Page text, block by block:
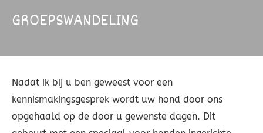
GROEPSWANDELING
Nadat ik bij u ben geweest voor een
kennismakingsgesprek wordt uw hond door ons
opgehaald op de door u gewenste dagen. Dit